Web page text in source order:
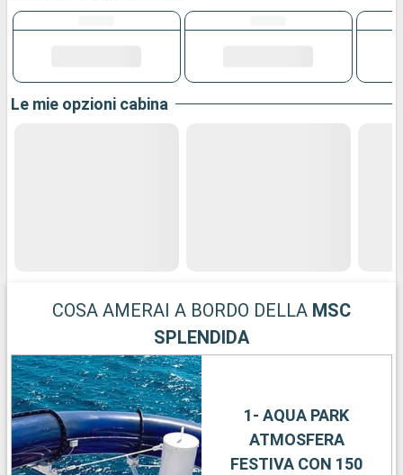
Le mie opzioni cabina
COSA AMERAI A BORDO DELLA MSC
SPLENDIDA
1- AQUA PARK
ATMOSFERA
FESTIVA CON 150